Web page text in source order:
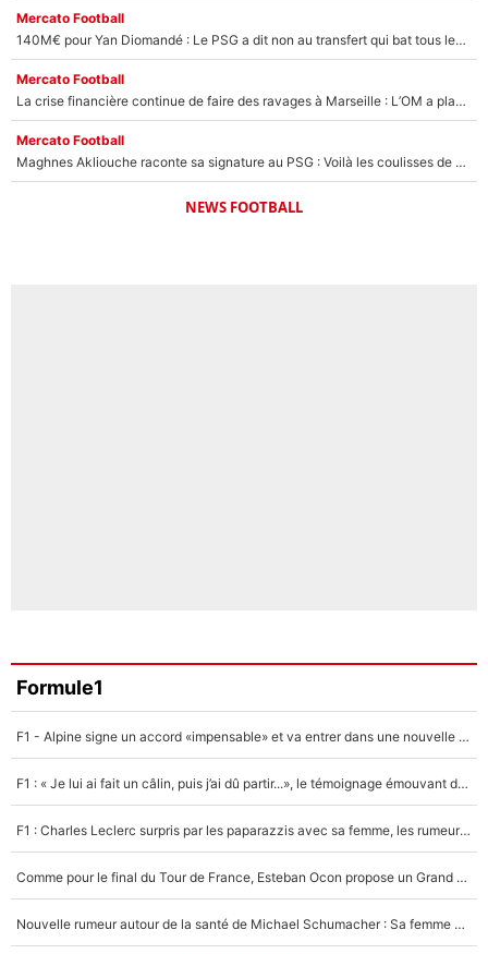
Mercato Football
140M€ pour Yan Diomandé : Le PSG a dit non au transfert qui bat tous les records sur le mercato
Mercato Football
La crise financière continue de faire des ravages à Marseille : L’OM a placé 12 joueurs sur le marché des transferts… et ça pourrait lui rapporter près de 100M€ !
Mercato Football
Maghnes Akliouche raconte sa signature au PSG : Voilà les coulisses de son transfert de rêve à 50M€
NEWS FOOTBALL
Formule1
F1 - Alpine signe un accord «impensable» et va entrer dans une nouvelle dimension : Grande nouvelle pour Pierre Gasly !
F1 : « Je lui ai fait un câlin, puis j’ai dû partir...», le témoignage émouvant de Max Verstappen sur sa fille
F1 : Charles Leclerc surpris par les paparazzis avec sa femme, les rumeurs étaient vraies !
Comme pour le final du Tour de France, Esteban Ocon propose un Grand Prix de Formule 1 à Paris : «Autour de l’Arc de Triomphe, ce serait génial» !
Nouvelle rumeur autour de la santé de Michael Schumacher : Sa femme Corinna sort du silence